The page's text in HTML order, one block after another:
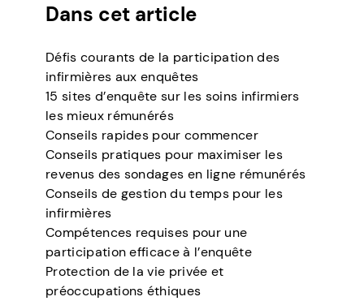
Dans cet article
Défis courants de la participation des
infirmières aux enquêtes
15 sites d’enquête sur les soins infirmiers
les mieux rémunérés
Conseils rapides pour commencer
Conseils pratiques pour maximiser les
revenus des sondages en ligne rémunérés
Conseils de gestion du temps pour les
infirmières
Compétences requises pour une
participation efficace à l’enquête
Protection de la vie privée et
préoccupations éthiques